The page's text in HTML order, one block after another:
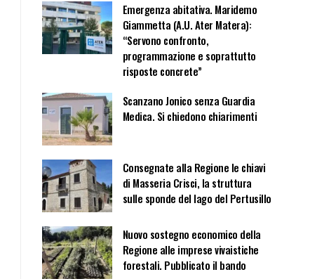
Emergenza abitativa. Maridemo
Giammetta (A.U. Ater Matera):
“Servono confronto,
programmazione e soprattutto
risposte concrete”
Scanzano Jonico senza Guardia
Medica. Si chiedono chiarimenti
Consegnate alla Regione le chiavi
di Masseria Crisci, la struttura
sulle sponde del lago del Pertusillo
Nuovo sostegno economico della
Regione alle imprese vivaistiche
forestali. Pubblicato il bando